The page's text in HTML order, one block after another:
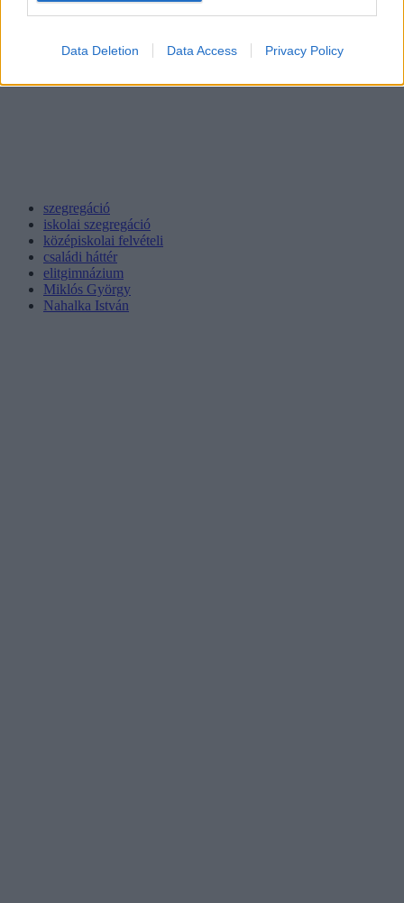
Data Deletion Data Access Privacy Policy
szegregáció
iskolai szegregáció
középiskolai felvételi
családi háttér
elitgimnázium
Miklós György
Nahalka István